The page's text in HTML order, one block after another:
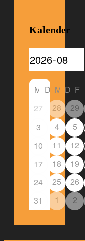
Kalender
M D M D F
27
28 29
3
4 5
10
11 12
17
18 19
24
25 26
31
1 2